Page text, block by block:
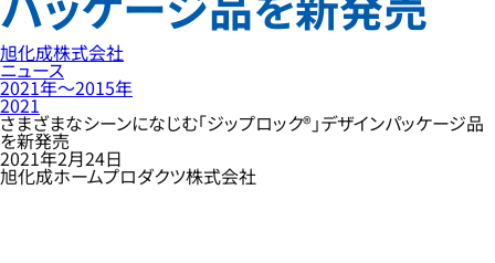
旭化成株式会社
ニュース
2021年〜2015年
2021
さまざまなシーンになじむ「ジップロック®」デザインパッケージ品
を新発売
2021年2月24日
旭化成ホームプロダクツ株式会社